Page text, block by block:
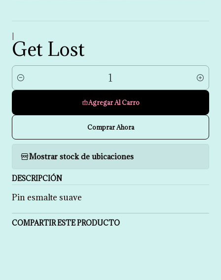
Get Lost
Cantidad
Agregar Al Carro
Comprar Ahora
Mostrar stock de ubicaciones
DESCRIPCIÓN
Pin esmalte suave
COMPARTIR ESTE PRODUCTO